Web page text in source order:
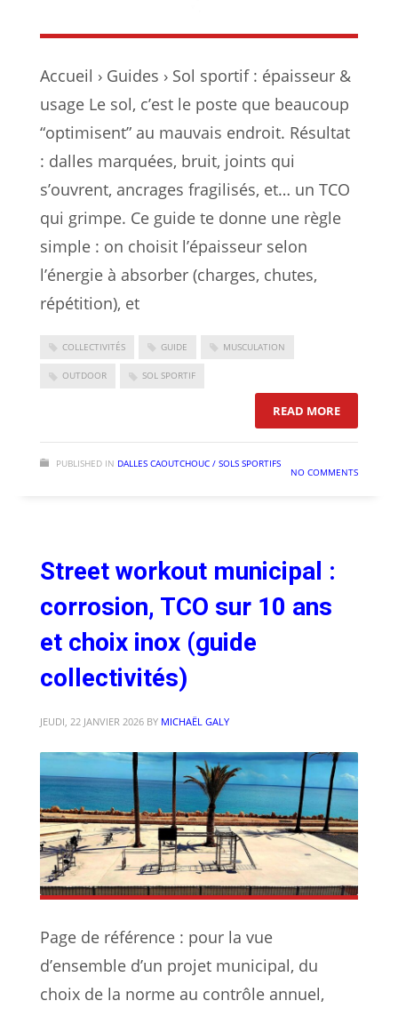
Accueil › Guides › Sol sportif : épaisseur &
usage Le sol, c’est le poste que beaucoup
“optimisent” au mauvais endroit. Résultat
: dalles marquées, bruit, joints qui
s’ouvrent, ancrages fragilisés, et… un TCO
qui grimpe. Ce guide te donne une règle
simple : on choisit l’épaisseur selon
l’énergie à absorber (charges, chutes,
répétition), et
COLLECTIVITÉS GUIDE MUSCULATION
OUTDOOR SOL SPORTIF
READ MORE: SOL
PUBLISHED IN DALLES CAOUTCHOUC / SOLS SPORTIFS
NO COMMENTS
Street workout municipal :
corrosion, TCO sur 10 ans
et choix inox (guide
collectivités)
JEUDI, 22 JANVIER 2026 BY MICHAËL GALY
Page de référence : pour la vue
d’ensemble d’un projet municipal, du
choix de la norme au contrôle annuel,